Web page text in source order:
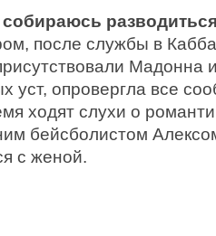
после службы в
Мадонна
уст, опровергла все
ходят слухи о
бейсболистом
с женой.